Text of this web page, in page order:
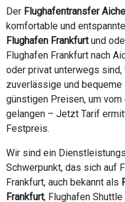
Der Flughafentransfer
komfortable und
Flughafen Frankfurtund
Flughafen Frankfurt nach
oder privat unterwegs
zuverlässige und
günstigen Preisen, um
gelangen – Jetzt Tarif
Festpreis.
Wir sind ein
Schwerpunkt, das sich auf
Frankfurt, auch bekannt als
Frankfurt, Flughafen